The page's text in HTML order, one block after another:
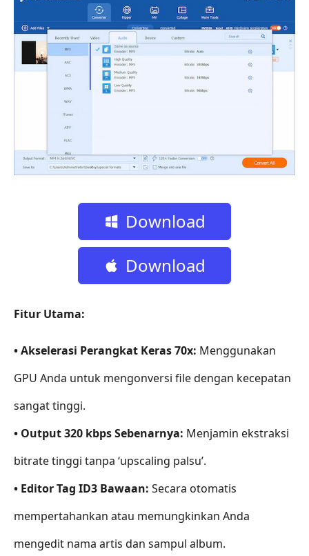
Download
Gratis
Download
Fitur Utama:
• Akselerasi Perangkat Keras 70x: Menggunakan
GPU Anda untuk mengonversi file dengan kecepatan
sangat tinggi.
• Output 320 kbps Sebenarnya: Menjamin ekstraksi
bitrate tinggi tanpa ‘upscaling palsu’.
• Editor Tag ID3 Bawaan: Secara otomatis
mempertahankan atau memungkinkan Anda
mengedit nama artis dan sampul album.